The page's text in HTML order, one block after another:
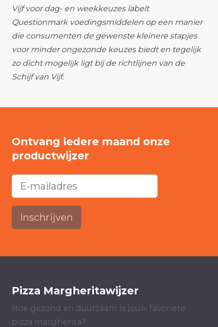
Vijf voor dag- en weekkeuzes labelt
Questionmark voedingsmiddelen op een manier
die consumenten de gewenste kleinere stapjes
voor minder ongezonde keuzes biedt en tegelijk
zo dicht mogelijk ligt bij de richtlijnen van de
Schijf van Vijf.
Ontvang iedere maand onze
productwijzer
Inschrijven
Pizza Margheritawijzer
Hoe gezond en duurzaam is jouw favoriete
pizza margherita?